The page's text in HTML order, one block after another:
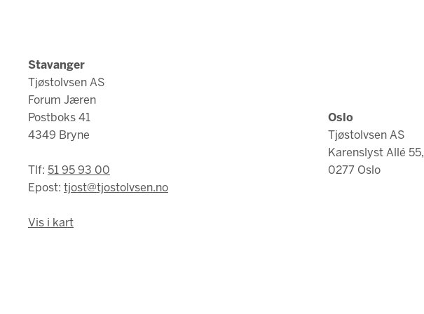
Stavanger
Tjøstolvsen AS
Forum Jæren
Postboks 41
4349 Bryne
Tlf: 51 95 93 00
Epost: tjost@tjostolvsen.no
Vis i kart
Oslo
Tjøstolvsen AS
Karenslyst Allé 55,
0277 Oslo